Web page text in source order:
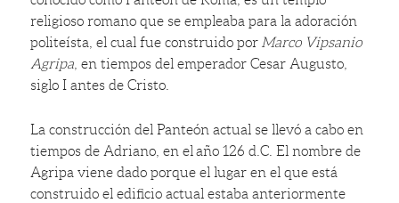
religioso romano que se empleaba para la adoración
politeísta, el cual fue construido por Marco Vipsanio
Agripa , en tiempos del emperador Cesar Augusto,
siglo I antes de Cristo.
La construcción del Panteón actual se llevó a cabo en
tiempos de Adriano, en el año 126 d.C. El nombre de
Agripa viene dado porque el lugar en el que está
construido el edificio actual estaba anteriormente